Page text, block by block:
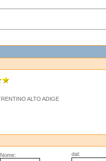
ALTO ADIGE
Nome: dal: